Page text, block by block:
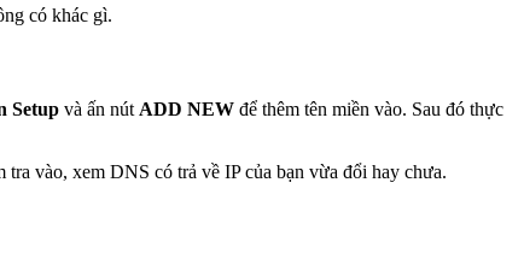
có khác gì.
Setup và ấn nút ADD NEW để thêm tên miền vào. Sau đó thực
tra vào, xem DNS có trả về IP của bạn vừa đổi hay chưa.